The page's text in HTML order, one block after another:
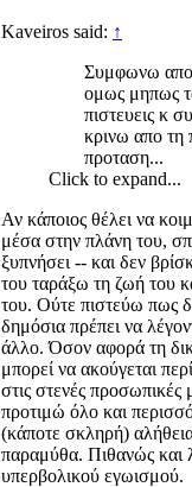
Kaveiros said: ↑
Συμφωνω
ομως μηπως
πιστευεις κ
κρινω απο τη
προταση... ​
Click to expand...
Αν κάποιος θέλει να
μέσα στην πλάνη του,
ξυπνήσει -- και δεν
του ταράξω τη ζωή του
του. Ούτε πιστεύω πως
δημόσια πρέπει να
άλλο. Όσον αφορά τη
μπορεί να ακούγεται
στις στενές προσωπικές
προτιμώ όλο και
(κάποτε σκληρή)
παραμύθα. Πιθανώς και
υπερβολικού εγωισμού.